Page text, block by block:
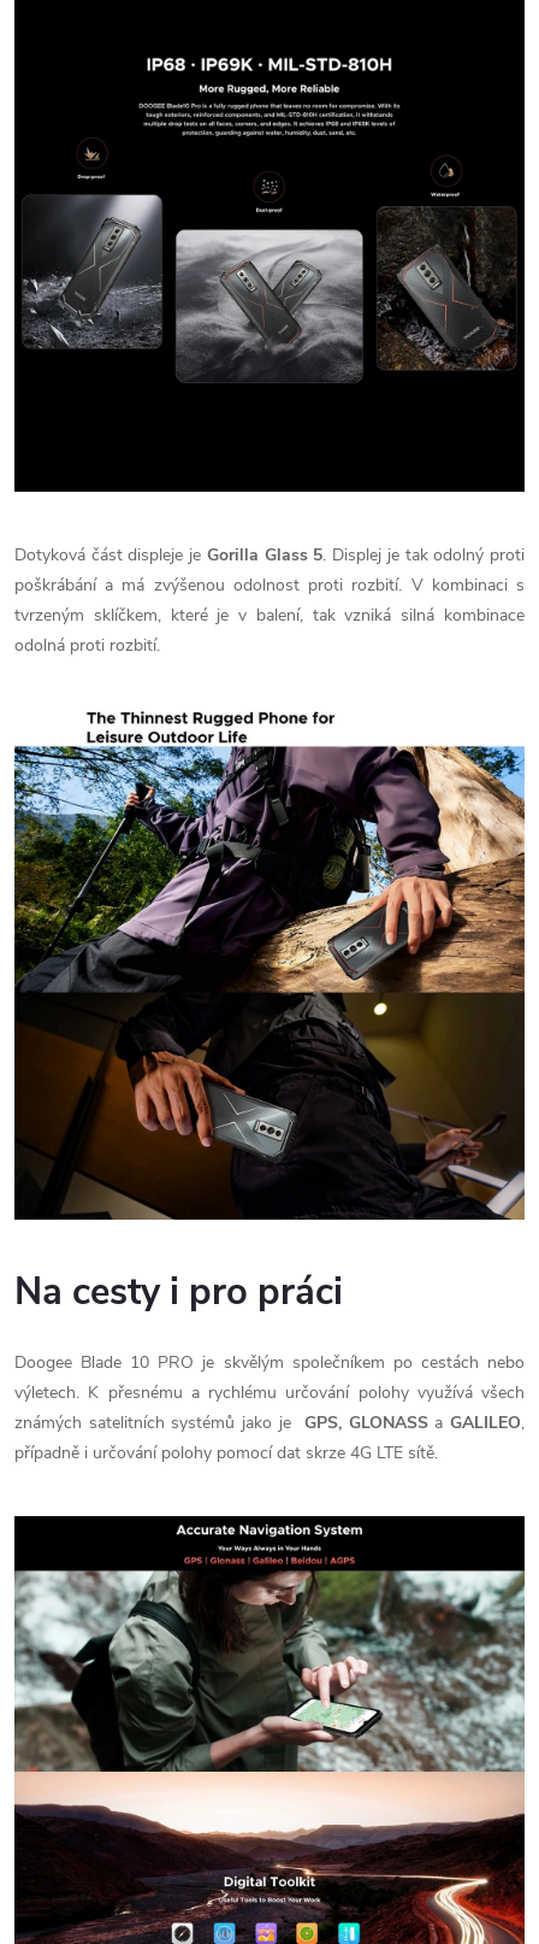
Dotyková část displeje je Gorilla Glass 5. Displej je tak odolný proti
poškrábání a má zvýšenou odolnost proti rozbití. V kombinaci s
tvrzeným sklíčkem, které je v balení, tak vzniká silná kombinace
odolná proti rozbití.
Na cesty i pro práci
Doogee Blade 10 PRO je skvělým společníkem po cestách nebo
výletech. K přesnému a rychlému určování polohy využívá všech
známých satelitních systémů jako je GPS, GLONASSa GALILEO,
případně i určování polohy pomocí dat skrze 4G LTE sítě.